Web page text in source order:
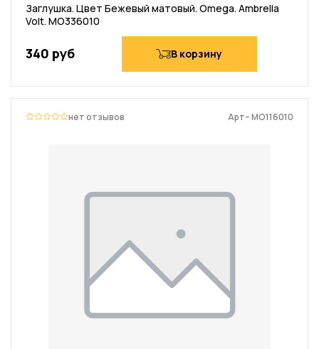
Заглушка. Цвет Бежевый матовый. Omega. Ambrella
Volt. MO336010
340 руб В корзину
нет отзывов Арт– MO116010